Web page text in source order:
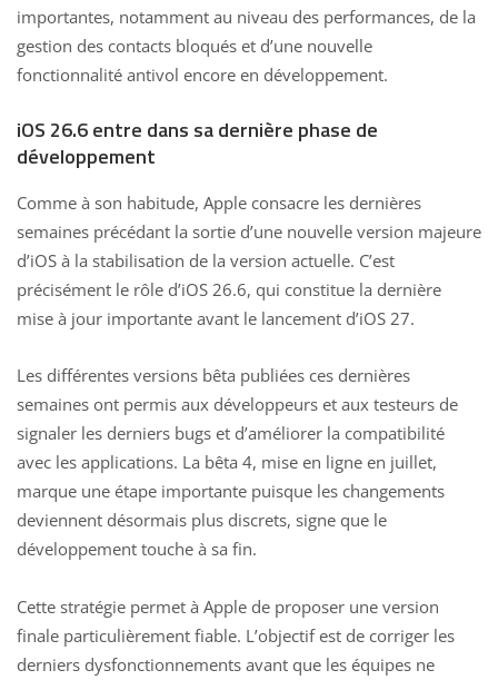
importantes, notamment au niveau des performances, de la
gestion des contacts bloqués et d’une nouvelle
fonctionnalité antivol encore en développement.
iOS 26.6 entre dans sa dernière phase de
développement
Comme à son habitude, Apple consacre les dernières
semaines précédant la sortie d’une nouvelle version majeure
d’iOS à la stabilisation de la version actuelle. C’est
précisément le rôle d’iOS 26.6, qui constitue la dernière
mise à jour importante avant le lancement d’iOS 27.
Les différentes versions bêta publiées ces dernières
semaines ont permis aux développeurs et aux testeurs de
signaler les derniers bugs et d’améliorer la compatibilité
avec les applications. La bêta 4, mise en ligne en juillet,
marque une étape importante puisque les changements
deviennent désormais plus discrets, signe que le
développement touche à sa fin.
Cette stratégie permet à Apple de proposer une version
finale particulièrement fiable. L’objectif est de corriger les
derniers dysfonctionnements avant que les équipes ne